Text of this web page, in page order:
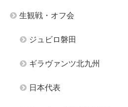
生観戦・オフ会
ジュビロ磐田
ギラヴァンツ北九州
日本代表